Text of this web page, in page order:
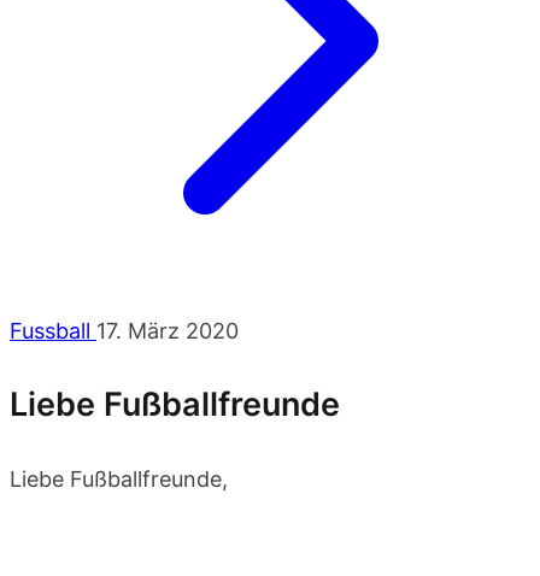
Fussball 17. März 2020
Liebe Fußballfreunde
Liebe Fußballfreunde,